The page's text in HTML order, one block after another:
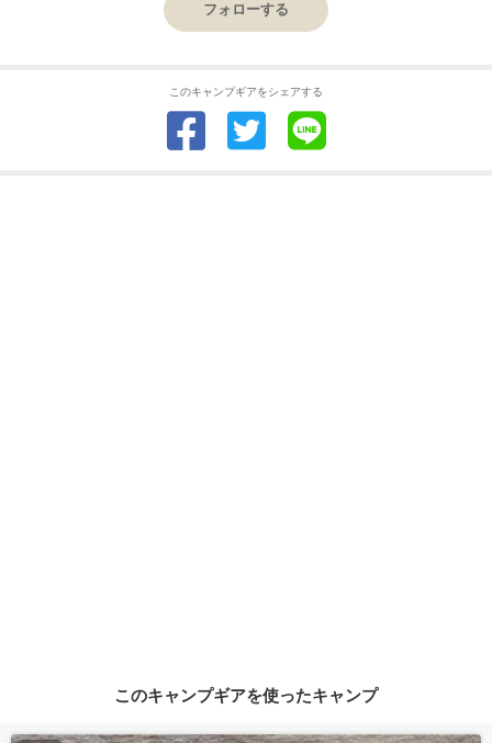
フォローする
このキャンプギアをシェアする
このキャンプギアを使ったキャンプ